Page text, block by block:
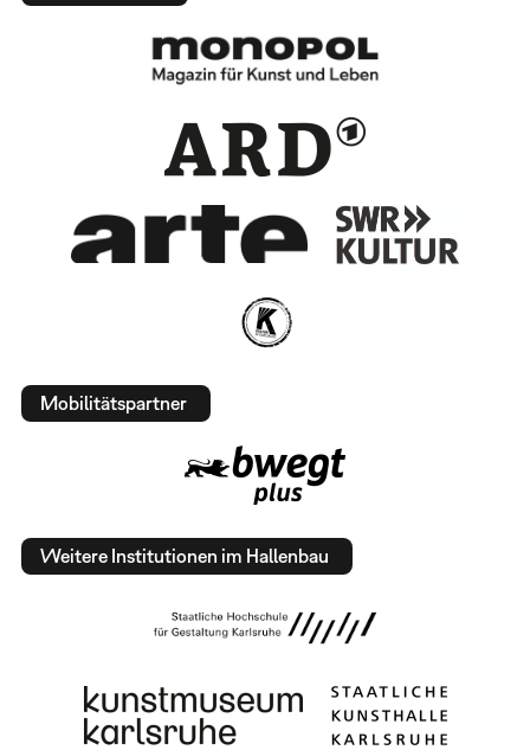
Mobilitätspartner
Weitere Institutionen im Hallenbau